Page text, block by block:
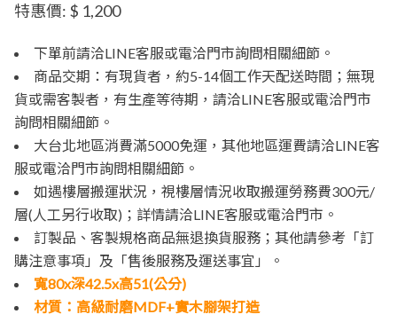
特惠價: $ 1,200
下單前請洽LINE客服或電洽門市詢問相關細節。
商品交期：有現貨者，約5-14個工作天配送時間；無現
貨或需客製者，有生產等待期，請洽LINE客服或電洽門市
詢問相關細節。
大台北地區消費滿5000免運，其他地區運費請洽LINE客
服或電洽門市詢問相關細節。
如遇樓層搬運狀況，視樓層情況收取搬運勞務費300元/
層(人工另行收取)；詳情請洽LINE客服或電洽門市。
訂製品、客製規格商品無退換貨服務；其他請參考「訂
購注意事項」及「售後服務及運送事宜」。
寬80x深42.5x高51(公分)
材質：高級耐磨MDF+實木腳架打造